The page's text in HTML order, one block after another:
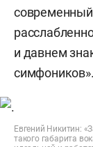
современный
и давнем
симфоников».
Евгений Никитин:
такого габарита